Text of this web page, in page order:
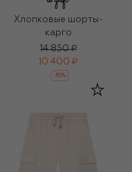
Хлопковые шорты-
карго
14 850 ₽
10 400 ₽
-30%